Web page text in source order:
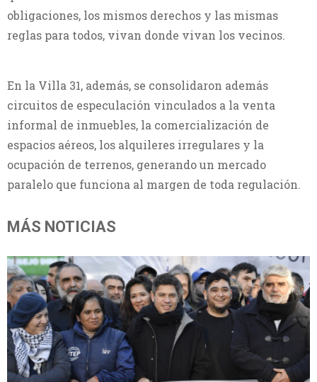
obligaciones, los mismos derechos y las mismas
reglas para todos, vivan donde vivan los vecinos.
En la Villa 31, además, se consolidaron además
circuitos de especulación vinculados a la venta
informal de inmuebles, la comercialización de
espacios aéreos, los alquileres irregulares y la
ocupación de terrenos, generando un mercado
paralelo que funciona al margen de toda regulación.
MÁS NOTICIAS